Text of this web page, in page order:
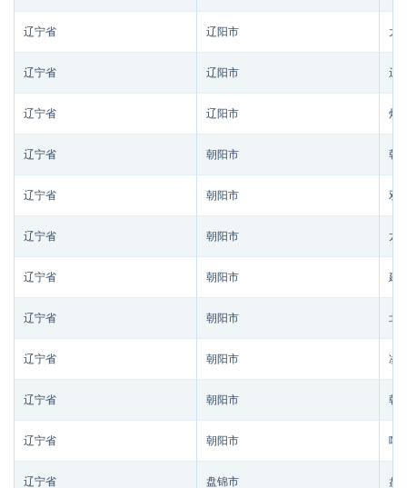
辽宁省 辽阳市 太
辽宁省 辽阳市 辽
辽宁省 辽阳市 灯
辽宁省 朝阳市 朝
辽宁省 朝阳市 双
辽宁省 朝阳市 龙
辽宁省 朝阳市 建
辽宁省 朝阳市 北
辽宁省 朝阳市 凌
辽宁省 朝阳市 朝
辽宁省 朝阳市 喀
辽宁省 盘锦市 盘